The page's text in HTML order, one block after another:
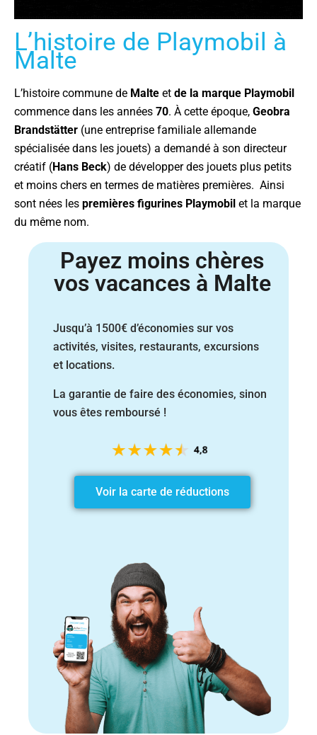
L’histoire de Playmobil à
Malte
L’histoire commune de Malte et de la marque Playmobil
commence dans les années 70. À cette époque, Geobra
Brandstätter (une entreprise familiale allemande
spécialisée dans les jouets) a demandé à son directeur
créatif (Hans Beck) de développer des jouets plus petits
et moins chers en termes de matières premières. Ainsi
sont nées les premières figurines Playmobil et la marque
du même nom.
Payez moins chères
vos vacances à Malte
Jusqu’à 1500€ d’économies sur vos
activités, visites, restaurants, excursions
et locations.
La garantie de faire des économies, sinon
vous êtes remboursé !
Voir la carte de réductions